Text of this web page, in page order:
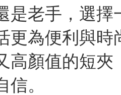
是老手，選
更為便利與
高顏值的短
。